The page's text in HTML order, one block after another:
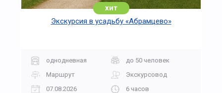
хит
Экскурсия в усадьбу «Абрамцево»
однодневная
до 50 человек
Маршрут
Экскурсовод
07.08.2026
6 часов